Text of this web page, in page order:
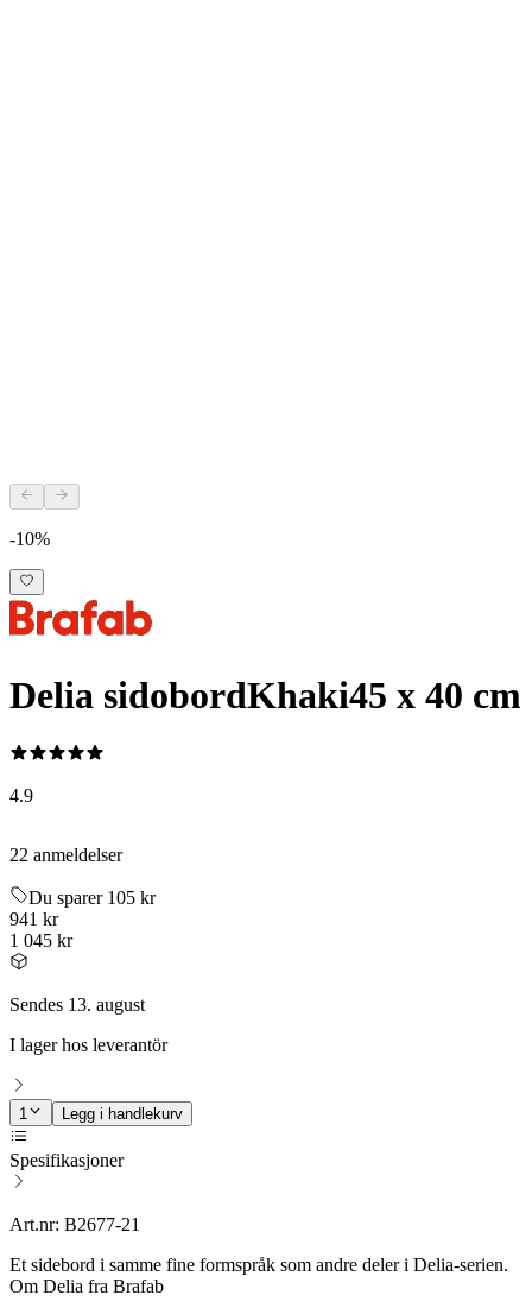
-10%
Delia sidobordKhaki45 x 40 cm
4.9
22 anmeldelser
Du sparer 105 kr
941 kr
1 045 kr
Sendes 13. august
I lager hos leverantör
1 Legg i handlekurv
Spesifikasjoner
Art.nr: B2677-21
Et sidebord i samme fine formspråk som andre deler i Delia-serien.
Om Delia fra Brafab